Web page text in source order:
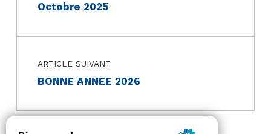
Octobre 2025
ARTICLE SUIVANT
BONNE ANNEE 2026